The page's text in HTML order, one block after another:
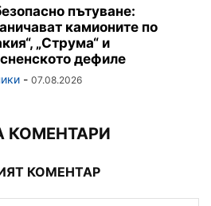
пътуване:
камионите по
„Струма“ и
дефиле
- 07.08.2026
КОМЕНТАРИ
КОМЕНТАР